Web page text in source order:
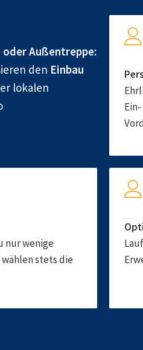
Außentreppe:
den Einbau
lokalen
nur wenige
stets die